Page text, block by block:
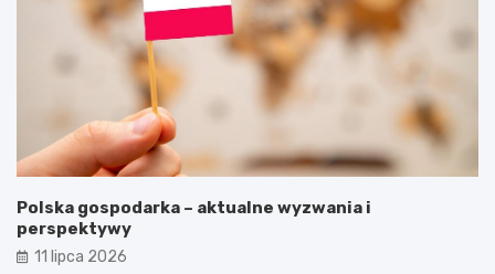
Polska gospodarka – aktualne wyzwania i
perspektywy
11 lipca 2026